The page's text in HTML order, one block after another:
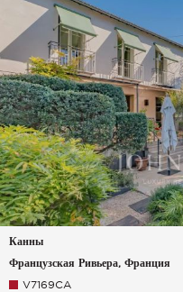
Канны
Французская Ривьера, Франция
V7169CA